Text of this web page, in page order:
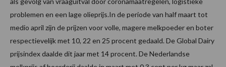
problemen en een lage olieprijs.In de periode van half maart tot
medio april zijn de prijzen voor volle, magere melkpoeder en boter
respectievelijk met 10, 22 en 25 procent gedaald. De Global Dairy
prijsindex daalde dit jaar met 14 procent. De Nederlandse